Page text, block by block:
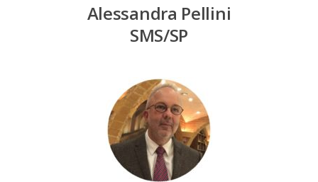
Alessandra Pellini
SMS/SP